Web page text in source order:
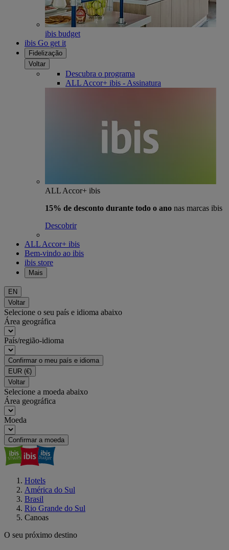
ibis budget
ibis Go get it
Fidelização
Voltar
Descubra o programa
ALL Accor+ ibis - Assinatura
ALL Accor+ ibis
15% de desconto durante todo o ano nas marcas ibis
Descobrir
ALL Accor+ ibis
Bem-vindo ao ibis
ibis store
Mais
EN
Voltar
Selecione o seu país e idioma abaixo
Área geográfica
País/região-idioma
Confirmar o meu país e idioma
EUR (€)
Voltar
Selecione a moeda abaixo
Área geográfica
Moeda
Confirmar a moeda
Hotels
América do Sul
Brasil
Rio Grande do Sul
Canoas
O seu próximo destino